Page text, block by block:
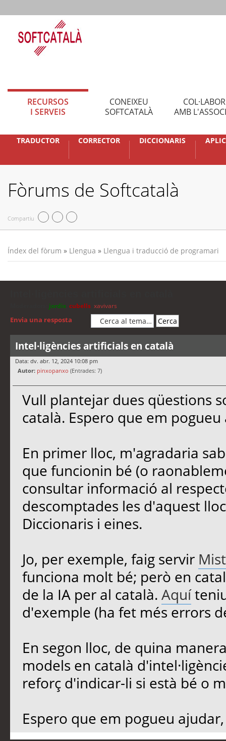
RECURSOS
I SERVEIS
CONEIXEU
SOFTCATALÀ
AMB
TRADUCTOR CORRECTOR DICCIONARIS
Fòrums de Softcatalà
Compartiu
Índex del fòrum » Llengua » Llengua i traducció de programari
jordis cubells xavivars
Envia una resposta
Intel·ligències artificials en català
Data: dv. abr. 12, 2024 10:08 pm
Autor: pinxopanxo (Entrades: 7)
Vull plantejar dues qüestions
català. Espero que em pogueu
En primer lloc, m'agradaria
que funcionin bé (o
consultar informació al
descomptades les d'aquest
Diccionaris i eines.
Jo, per exemple, faig servir
funciona molt bé; però en
de la IA per al català. Aquí
d'exemple (ha fet més errors
En segon lloc, de quina
models en català
reforç d'indicar-li si està bé o
Espero que em pogueu